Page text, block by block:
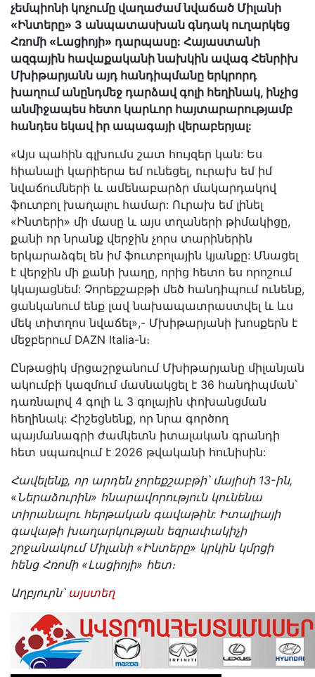
չեմպիոնի կոչումը վաղաժամ նվաճած Միլանի
«Ինտերը» 3 անպատասխան գնդակ ուղարկեց
Հռոմի «Լացիոյի» դարպասը: Հայաստանի
ազգային հավաքականի նախկին ավագ Հենրիխ
Մխիթարյանն այդ հանդիպմանը երկրորդ
խաղում անընդմեջ դարձավ գոլի հեղինակ, ինչից
անմիջապես հետո կարևոր հայտարարությամբ
հանդես եկավ իր ապագայի վերաբերյալ:
«Այս պահին գլխումս շատ հույզեր կան: Ես
հիանալի կարիերա եմ ունեցել, ուրախ եմ իմ
նվաճումների և ամենաբարձր մակարդակով
ֆուտբոլ խաղալու համար: Ուրախ եմ լինել
«Ինտերի» մի մասը և այս տղաների թիմակիցը,
քանի որ նրանք վերջին չորս տարիներին
երկարաձգել են իմ ֆուտբոլային կյանքը: Մնացել
է վերջին մի քանի խաղը, որից հետո ես որոշում
կկայացնեմ: Չորեքշաբթի մեծ հանդիպում ունենք,
ցանկանում ենք լավ նախապատրաստվել և ևս
մեկ տիտղոս նվաճել»,- Մխիթարյանի խոսքերն է
մեջբերում DAZN Italia-ն։
Ընթացիկ մրցաշրջանում Մխիթարյանը միլանյան
ակումբի կազմում մասնակցել է 36 հանդիպման՝
դառնալով 4 գոլի և 3 գոլային փոխանցման
հեղինակ: Հիշեցնենք, որ նրա գործող
պայմանագրի ժամկետն իտալական գրանդի
հետ սպառվում է 2026 թվականի հունիսին:
Հավելենք, որ արդեն չորեքշաբթի՝ մայիսի 13-ին,
«Ներաձուրին» հնարավորություն կունենա
տիրանալու հերթական գավաթին: Իտալիայի
գավաթի խաղարկության եզրափակիչի
շրջանակում Միլանի «Ինտերը» կրկին կմրցի
հենց Հռոմի «Լացիոյի» հետ։
Աղբյուրն՝այստեղ